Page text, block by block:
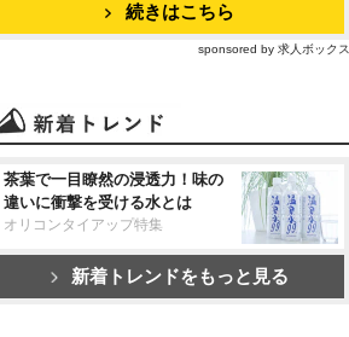
続きはこちら
sponsored by 求人ボックス
茶葉で一目瞭然の浸透力！味の
違いに衝撃を受ける水とは
オリコンタイアップ特集
新着トレンドをもっと見る